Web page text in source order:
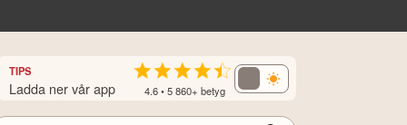
TIPS
Ladda ner vår app 4.6 • 5 860+ betyg